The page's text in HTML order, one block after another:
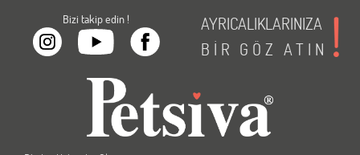
Bizi takip edin !
AYRICALIKLARINIZA
BİR GÖZ ATIN